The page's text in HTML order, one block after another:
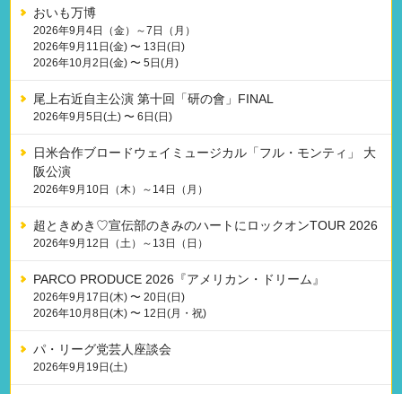
おいも万博
2026年9月4日（金）～7日（月）
2026年9月11日(金) 〜 13日(日)
2026年10月2日(金) 〜 5日(月)
尾上右近自主公演 第十回「研の會」FINAL
2026年9月5日(土) 〜 6日(日)
日米合作ブロードウェイミュージカル「フル・モンティ」 大
阪公演
2026年9月10日（木）～14日（月）
超ときめき♡宣伝部のきみのハートにロックオンTOUR 2026
2026年9月12日（土）～13日（日）
PARCO PRODUCE 2026『アメリカン・ドリーム』
2026年9月17日(木) 〜 20日(日)
2026年10月8日(木) 〜 12日(月・祝)
パ・リーグ党芸人座談会
2026年9月19日(土)